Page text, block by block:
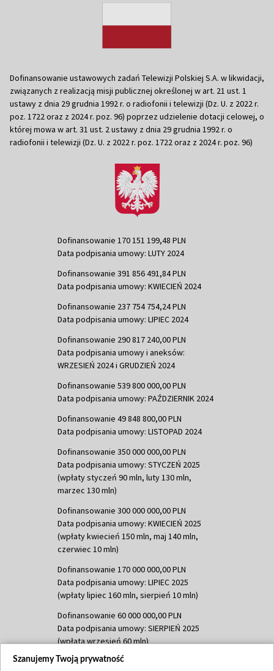
Dofinansowanie ustawowych zadań Telewizji Polskiej S.A. w likwidacji,
związanych z realizacją misji publicznej określonej w art. 21 ust. 1
ustawy z dnia 29 grudnia 1992 r. o radiofonii i telewizji (Dz. U. z 2022 r.
poz. 1722 oraz z 2024 r. poz. 96) poprzez udzielenie dotacji celowej, o
której mowa w art. 31 ust. 2 ustawy z dnia 29 grudnia 1992 r. o
radiofonii i telewizji (Dz. U. z 2022 r. poz. 1722 oraz z 2024 r. poz. 96)
Dofinansowanie 170 151 199,48 PLN
Data podpisania umowy: LUTY 2024
Dofinansowanie 391 856 491,84 PLN
Data podpisania umowy: KWIECIEŃ 2024
Dofinansowanie 237 754 754,24 PLN
Data podpisania umowy: LIPIEC 2024
Dofinansowanie 290 817 240,00 PLN
Data podpisania umowy i aneksów:
WRZESIEŃ 2024 i GRUDZIEŃ 2024
Dofinansowanie 539 800 000,00 PLN
Data podpisania umowy: PAŹDZIERNIK 2024
Dofinansowanie 49 848 800,00 PLN
Data podpisania umowy: LISTOPAD 2024
Dofinansowanie 350 000 000,00 PLN
Data podpisania umowy: STYCZEŃ 2025
(wpłaty styczeń 90 mln, luty 130 mln,
marzec 130 mln)
Dofinansowanie 300 000 000,00 PLN
Data podpisania umowy: KWIECIEŃ 2025
(wpłaty kwiecień 150 mln, maj 140 mln,
czerwiec 10 mln)
Dofinansowanie 170 000 000,00 PLN
Data podpisania umowy: LIPIEC 2025
(wpłaty lipiec 160 mln, sierpień 10 mln)
Dofinansowanie 60 000 000,00 PLN
Data podpisania umowy: SIERPIEŃ 2025
(wpłata wrzesień 60 mln)
Dofinansowanie 635 783 051,21 PLN
Szanujemy Twoją prywatność